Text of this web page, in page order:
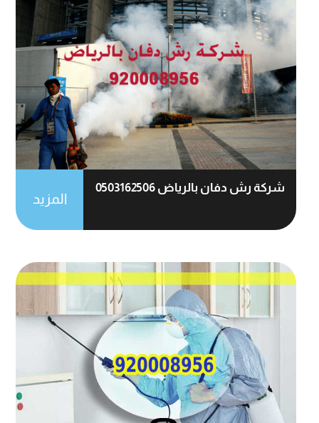
شركة رش دفان بالرياض 0503162506
المزيد